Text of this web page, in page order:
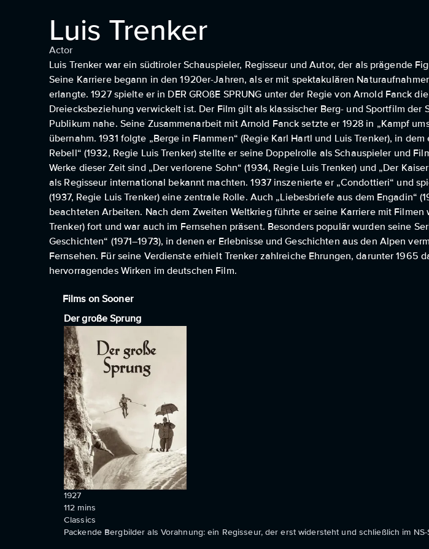
Luis Trenker
Actor
Luis Trenker war ein südtiroler Schauspieler, Regisseur und Autor, der als prägende
Seine Karriere begann in den 1920er-Jahren, als er mit spektakulären
erlangte. 1927 spielte er in DER GROßE SPRUNG unter der Regie von Arnold Fanck
Dreiecksbeziehung verwickelt ist. Der Film gilt als klassischer Berg- und Sportfilm
Publikum nahe. Seine Zusammenarbeit mit Arnold Fanck setzte er 1928 in „Kampf
übernahm. 1931 folgte „Berge in Flammen“ (Regie Karl Hartl und Luis Trenker), in
Rebell“ (1932, Regie Luis Trenker) stellte er seine Doppelrolle als Schauspieler und
Werke dieser Zeit sind „Der verlorene Sohn“ (1934, Regie Luis Trenker) und „Der
als Regisseur international bekannt machten. 1937 inszenierte er „Condottieri“ und
(1937, Regie Luis Trenker) eine zentrale Rolle. Auch „Liebesbriefe aus dem Engadin“
beachteten Arbeiten. Nach dem Zweiten Weltkrieg führte er seine Karriere mit Filmen
Trenker) fort und war auch im Fernsehen präsent. Besonders populär wurden seine
Geschichten“ (1971–1973), in denen er Erlebnisse und Geschichten aus den Alpen
Fernsehen. Für seine Verdienste erhielt Trenker zahlreiche Ehrungen, darunter 1965
hervorragendes Wirken im deutschen Film.
Films on Sooner
Der große Sprung
1927
112 mins
Classics
Packende Bergbilder als Vorahnung: ein Regisseur, der erst widersteht und schließlich im